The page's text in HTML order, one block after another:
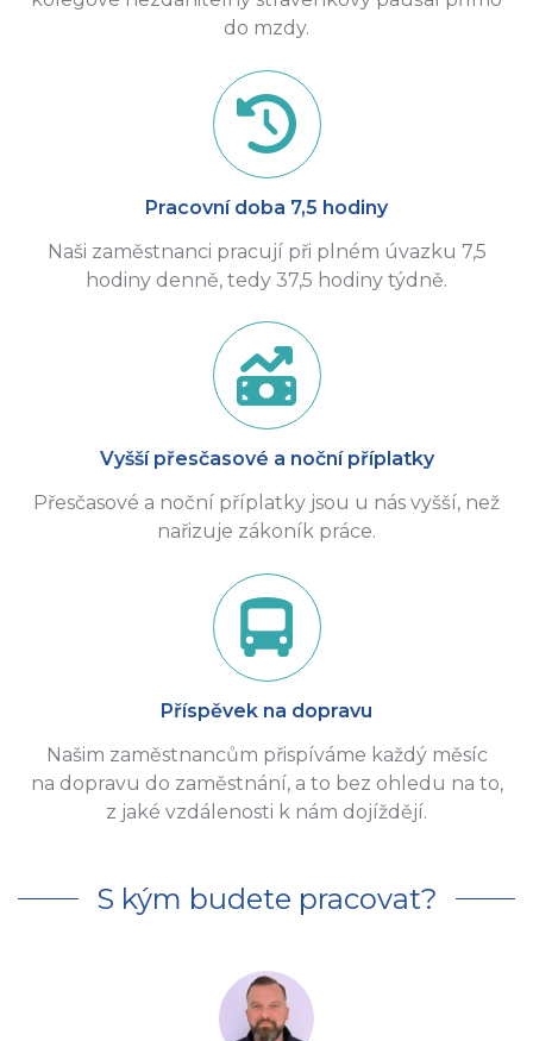
do mzdy.
Pracovní doba 7,5 hodiny
Naši zaměstnanci pracují při plném úvazku 7,5
hodiny denně, tedy 37,5 hodiny týdně.
Vyšší přesčasové a noční příplatky
Přesčasové a noční příplatky jsou u nás vyšší, než
nařizuje zákoník práce.
Příspěvek na dopravu
Našim zaměstnancům přispíváme každý měsíc
na dopravu do zaměstnání, a to bez ohledu na to,
z jaké vzdálenosti k nám dojíždějí.
S kým budete pracovat?